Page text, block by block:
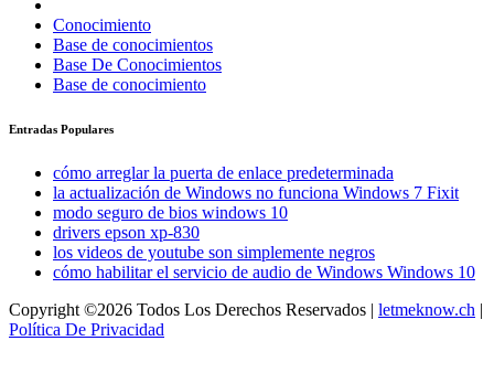
Conocimiento
Base de conocimientos
Base De Conocimientos
Base de conocimiento
Entradas Populares
cómo arreglar la puerta de enlace predeterminada
la actualización de Windows no funciona Windows 7 Fixit
modo seguro de bios windows 10
drivers epson xp-830
los videos de youtube son simplemente negros
cómo habilitar el servicio de audio de Windows Windows 10
Copyright ©2026 Todos Los Derechos Reservados | letmeknow.ch |
Política De Privacidad